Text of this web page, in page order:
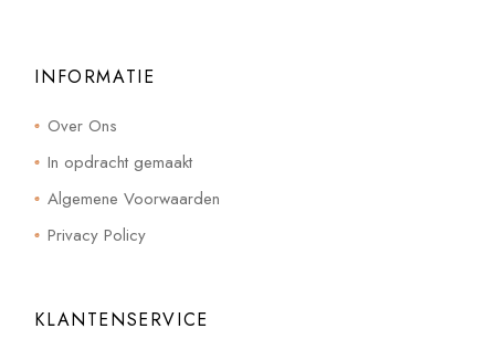
INFORMATIE
Over Ons
In opdracht gemaakt
Algemene Voorwaarden
Privacy Policy
KLANTENSERVICE